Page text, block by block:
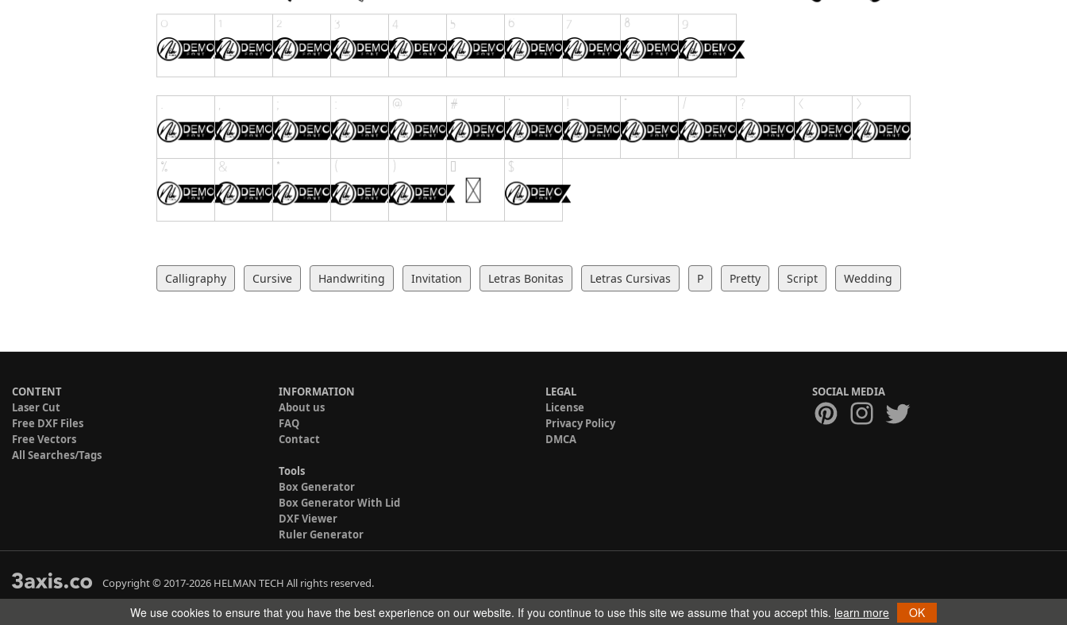
Calligraphy Cursive Handwriting Invitation Letras Bonitas Letras Cursivas P Pretty Script Wedding
CONTENT
Laser Cut
Free DXF Files
Free Vectors
All Searches/Tags
INFORMATION
About us
FAQ
Contact
Tools
Box Generator
Box Generator With Lid
DXF Viewer
Ruler Generator
LEGAL
License
Privacy Policy
DMCA
SOCIAL MEDIA
Copyright © 2017-2026 HELMAN TECH All rights reserved.
We use cookies to ensure that you have the best experience on our website. If you continue to use this site we assume that you accept this. learn more OK